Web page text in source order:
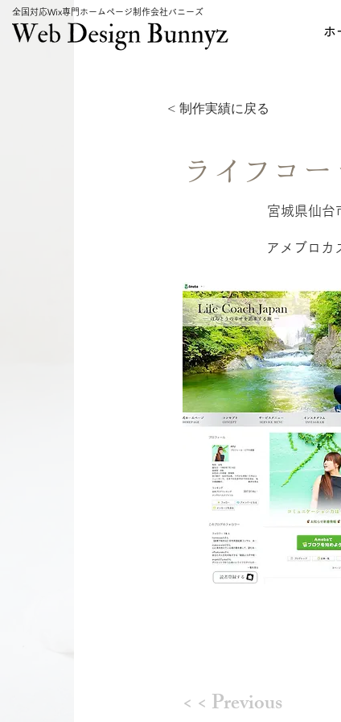
全国対応Wix専門ホームページ制作会社バニーズ
ホ
< 制作実績に戻る
ライフコ
宮城県仙台
アメブロカ
< < Previous